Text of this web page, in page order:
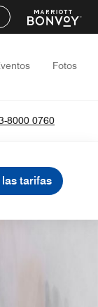
Fotos
8000 0760
las tarifas